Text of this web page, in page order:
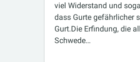
viel Widerstand und
dass Gurte gefährlicher
Gurt.Die Erfindung, die
Schwede…